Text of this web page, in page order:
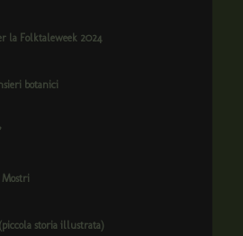
la Folktaleweek 2024
botanici
storia illustrata)